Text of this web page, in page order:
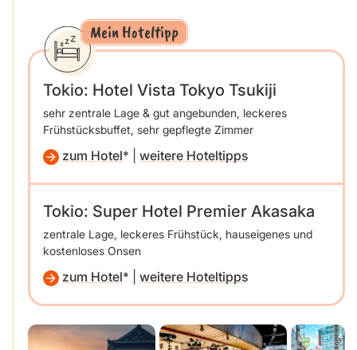
Mein Hoteltipp
Tokio: Hotel Vista Tokyo Tsukiji
sehr zentrale Lage & gut angebunden, leckeres
Frühstücksbuffet, sehr gepflegte Zimmer
zum Hotel weitere Hoteltipps
Tokio: Super Hotel Premier Akasaka
zentrale Lage, leckeres Frühstück, hauseigenes und
kostenloses Onsen
zum Hotel weitere Hoteltipps